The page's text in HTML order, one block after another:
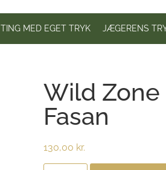
TING MED EGET TRYK JÆGERENS
Wild
Fasan
130,00 kr.